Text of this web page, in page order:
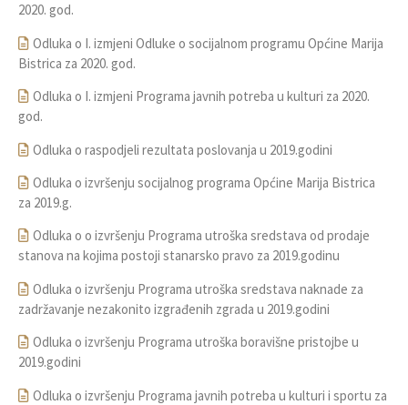
2020. god.
Odluka o I. izmjeni Odluke o socijalnom programu Općine Marija
Bistrica za 2020. god.
Odluka o I. izmjeni Programa javnih potreba u kulturi za 2020.
god.
Odluka o raspodjeli rezultata poslovanja u 2019.godini
Odluka o izvršenju socijalnog programa Općine Marija Bistrica
za 2019.g.
Odluka o o izvršenju Programa utroška sredstava od prodaje
stanova na kojima postoji stanarsko pravo za 2019.godinu
Odluka o izvršenju Programa utroška sredstava naknade za
zadržavanje nezakonito izgrađenih zgrada u 2019.godini
Odluka o izvršenju Programa utroška boravišne pristojbe u
2019.godini
Odluka o izvršenju Programa javnih potreba u kulturi i sportu za